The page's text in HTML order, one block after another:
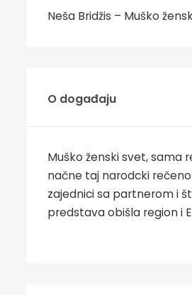
Neša Bridžis – Muško
O događaju
Muško ženski svet, sama
načne taj narodcki rečeno
zajednici sa partnerom i
predstava obišla region i